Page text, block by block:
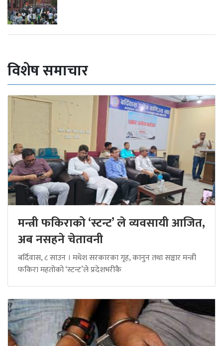
विशेष समाचार
मन्त्री फकिराको ‘स्टन्ट’ ले व्यवसायी आजित,
अब नसहने चेतावनी
बर्दिवास, ८ साउन । मधेश सरकारका गृह, कानुन तथा सञ्चार मन्त्री
फकिरा महतोको ‘स्टन्ट’ले प्रदेशभरीकै